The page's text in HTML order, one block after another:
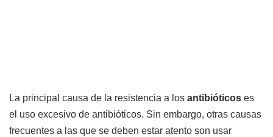
La principal causa de la resistencia a los antibióticos es
el uso excesivo de antibióticos. Sin embargo, otras causas
frecuentes a las que se deben estar atento son usar